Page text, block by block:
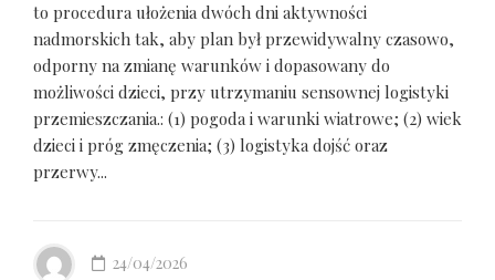
to procedura ułożenia dwóch dni aktywności
nadmorskich tak, aby plan był przewidywalny czasowo,
odporny na zmianę warunków i dopasowany do
możliwości dzieci, przy utrzymaniu sensownej logistyki
przemieszczania.: (1) pogoda i warunki wiatrowe; (2) wiek
dzieci i próg zmęczenia; (3) logistyka dojść oraz
przerwy...
24/04/2026